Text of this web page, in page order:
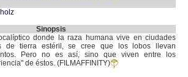
Sinopsis
donde la raza humana vive en ciudades
de tierra estéril, se cree que los lobos llevan
Pero no es así, sino que viven entre los
de éstos. (FILMAFFINITY)